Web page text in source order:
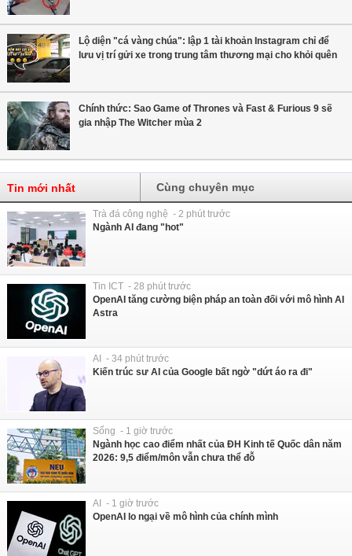
Lộ diện "cá vàng chúa": lập 1 tài khoản Instagram chỉ để
lưu vị trí gửi xe trong trung tâm thương mại cho khỏi quên
Chính thức: Sao Game of Thrones và Fast & Furious 9 sẽ
gia nhập The Witcher mùa 2
Tin mới nhất Cùng chuyên mục
Trà đá công nghệ - 2 phút trước
Ngành AI đang "hot"
Tin ICT - 28 phút trước
OpenAI tăng cường biện pháp an toàn đối với mô hình AI
Astra
AI - 34 phút trước
Kiến trúc sư AI của Google bất ngờ "dứt áo ra đi"
Sống - 1 giờ trước
Ngành học cao điểm nhất của ĐH Kinh tế Quốc dân năm
2026: 9,5 điểm/môn vẫn chưa thể đỗ
AI - 1 giờ trước
OpenAI lo ngại về mô hình của chính mình